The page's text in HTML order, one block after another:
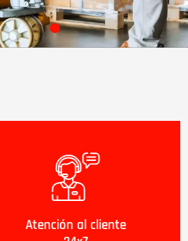
Atención al cliente